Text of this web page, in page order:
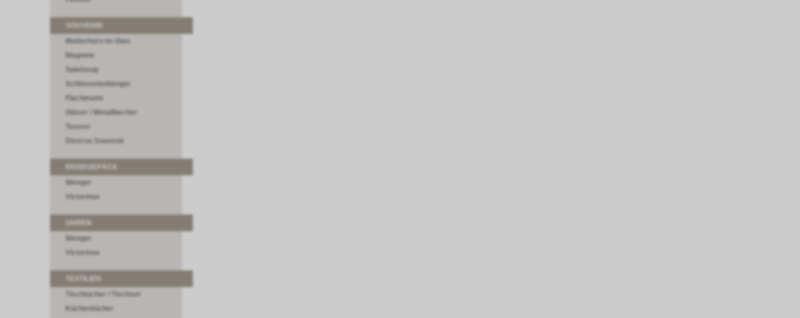
Matterhorn im Glas
Magnete
Spielzeug
Schlüsselanhänger
Flachmann
Gläser / Metallbecher
Tassen
Diverse Souvenir
REISEGEPÄCK
Wenger
Victorinox
Wenger
Victorinox
Tischtücher / Tischset
Küchentücher